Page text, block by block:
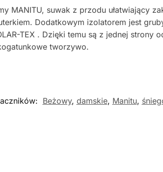
MANITU, suwak z przodu ułatwiający
Dodatkowym izolatorem jest
TEX . Dzięki temu są z jednej strony
tworzywo.
Beżowy, damskie, Manitu,